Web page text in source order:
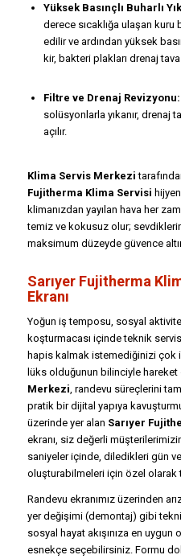
Yüksek Basınçlı Buharlı
derece sıcaklığa ulaşan
edilir ve ardından yüksek
kir, bakteri plakları drenaj
Filtre ve Drenaj Revizyonu:
solüsyonlarla yıkanır, drenaj
açılır.
Klima Servis Merkezi
Fujitherma Klima Servisi
klimanızdan yayılan hava her
temiz ve kokusuz olur;
maksimum düzeyde güvence
Sarıyer Fujitherma
Ekranı
Yoğun iş temposu, sosyal
koşturmacası içinde teknik
hapis kalmak istemediğinizi çok
lüks olduğunun bilinciyle hareket
Merkezi, randevu süreçlerini
pratik bir dijital yapıya
üzerinde yer alan Sarıyer
ekranı, siz değerli
saniyeler içinde, diledikleri gün
oluşturabilmeleri için özel olarak
Randevu ekranımız üzerinden
yer değişimi (demontaj) gibi
sosyal hayat akışınıza en
esnekçe seçebilirsiniz. Formu